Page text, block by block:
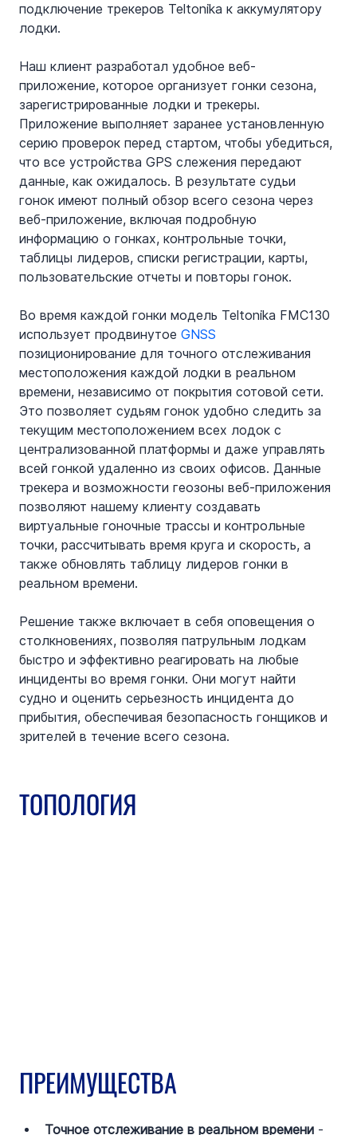
подключение трекеров Teltonika к аккумулятору
лодки.
Наш клиент разработал удобное веб-
приложение, которое организует гонки сезона,
зарегистрированные лодки и трекеры.
Приложение выполняет заранее установленную
серию проверок перед стартом, чтобы убедиться,
что все устройства GPS слежения передают
данные, как ожидалось. В результате судьи
гонок имеют полный обзор всего сезона через
веб-приложение, включая подробную
информацию о гонках, контрольные точки,
таблицы лидеров, списки регистрации, карты,
пользовательские отчеты и повторы гонок.
Во время каждой гонки модель Teltonika FMC130
использует продвинутое GNSS
позиционирование для точного отслеживания
местоположения каждой лодки в реальном
времени, независимо от покрытия сотовой сети.
Это позволяет судьям гонок удобно следить за
текущим местоположением всех лодок с
централизованной платформы и даже управлять
всей гонкой удаленно из своих офисов. Данные
трекера и возможности геозоны веб-приложения
позволяют нашему клиенту создавать
виртуальные гоночные трассы и контрольные
точки, рассчитывать время круга и скорость, а
также обновлять таблицу лидеров гонки в
реальном времени.
Решение также включает в себя оповещения о
столкновениях, позволяя патрульным лодкам
быстро и эффективно реагировать на любые
инциденты во время гонки. Они могут найти
судно и оценить серьезность инцидента до
прибытия, обеспечивая безопасность гонщиков и
зрителей в течение всего сезона.
ТОПОЛОГИЯ
ПРЕИМУЩЕСТВА
Точное отслеживание в реальном времени -